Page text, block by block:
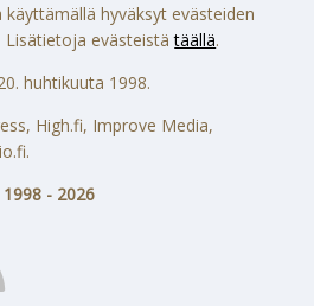
hyväksyt evästeiden
Lisätietoja evästeistätäällä.
huhtikuuta 1998.
High.fi, Improve Media,
- 2026